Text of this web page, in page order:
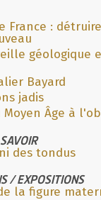
France :
géologique
Bayard
jadis
Âge à
des tondus
/ EXPOSITIONS
la figure